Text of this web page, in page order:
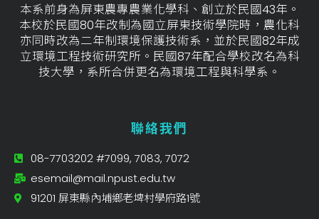
本系前身為屏東農專農業化學科、創立於民國43年。
本校於民國80年改制為國立屏東技術學院時，農化科
亦同時改為二年制環境保護技術系，並於民國82年成
立環境工程技術研究所。民國87年配合學校改名為科
技大學，系所合併更名為環境工程與科學系。
聯絡我們
08-7703202 #7099, 7083, 7072
esemail@mail.npust.edu.tw
91201 屏東縣內埔鄉老埤村學府路1號